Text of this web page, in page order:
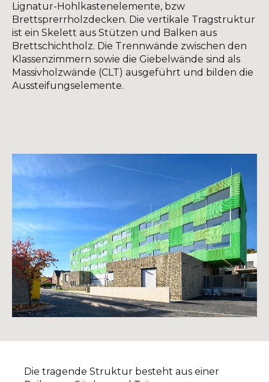
Lignatur-Hohlkastenelemente, bzw
Brettsprerrholzdecken. Die vertikale Tragstruktur
ist ein Skelett aus Stützen und Balken aus
Brettschichtholz. Die Trennwände zwischen den
Klassenzimmern sowie die Giebelwände sind als
Massivholzwände (CLT) ausgeführt und bilden die
Aussteifungselemente.
Die tragende Struktur besteht aus einer